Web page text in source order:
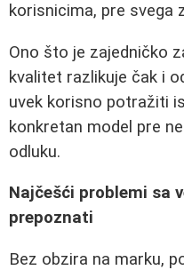
korisnicima, pre svega
Ono što je zajedničko
kvalitet razlikuje čak i
uvek korisno potražiti
konkretan model pre
odluku.
Najčešći problemi sa
prepoznati
Bez obzira na marku,